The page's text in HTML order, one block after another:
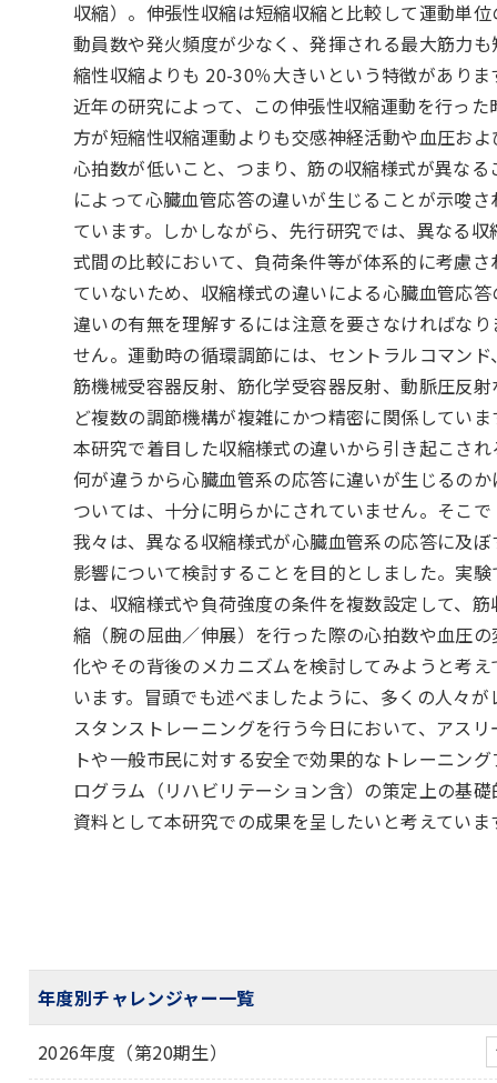
収縮）。伸張性収縮は短縮収縮と比較して運動単位
動員数や発火頻度が少なく、発揮される最大筋力も
縮性収縮よりも 20-30％大きいという特徴がありま
近年の研究によって、この伸張性収縮運動を行った
方が短縮性収縮運動よりも交感神経活動や血圧およ
心拍数が低いこと、つまり、筋の収縮様式が異なる
によって心臓血管応答の違いが生じることが示唆さ
ています。しかしながら、先行研究では、異なる収
式間の比較において、負荷条件等が体系的に考慮さ
ていないため、収縮様式の違いによる心臓血管応答
違いの有無を理解するには注意を要さなければなり
せん。運動時の循環調節には、セントラルコマンド
筋機械受容器反射、筋化学受容器反射、動脈圧反射
ど複数の調節機構が複雑にかつ精密に関係していま
本研究で着目した収縮様式の違いから引き起こされ
何が違うから心臓血管系の応答に違いが生じるのか
ついては、十分に明らかにされていません。そこで
我々は、異なる収縮様式が心臓血管系の応答に及ぼ
影響について検討することを目的としました。実験
は、収縮様式や負荷強度の条件を複数設定して、筋
縮（腕の屈曲／伸展）を行った際の心拍数や血圧の
化やその背後のメカニズムを検討してみようと考え
います。冒頭でも述べましたように、多くの人々が
スタンストレーニングを行う今日において、アスリ
トや一般市民に対する安全で効果的なトレーニング
ログラム（リハビリテーション含）の策定上の基礎
資料として本研究での成果を呈したいと考えていま
年度別チャレンジャー一覧
2026年度（第20期生）